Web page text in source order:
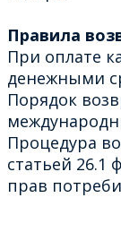
Правила
При оплате
денежными
Порядок
Процедура
статьей 26.1
прав